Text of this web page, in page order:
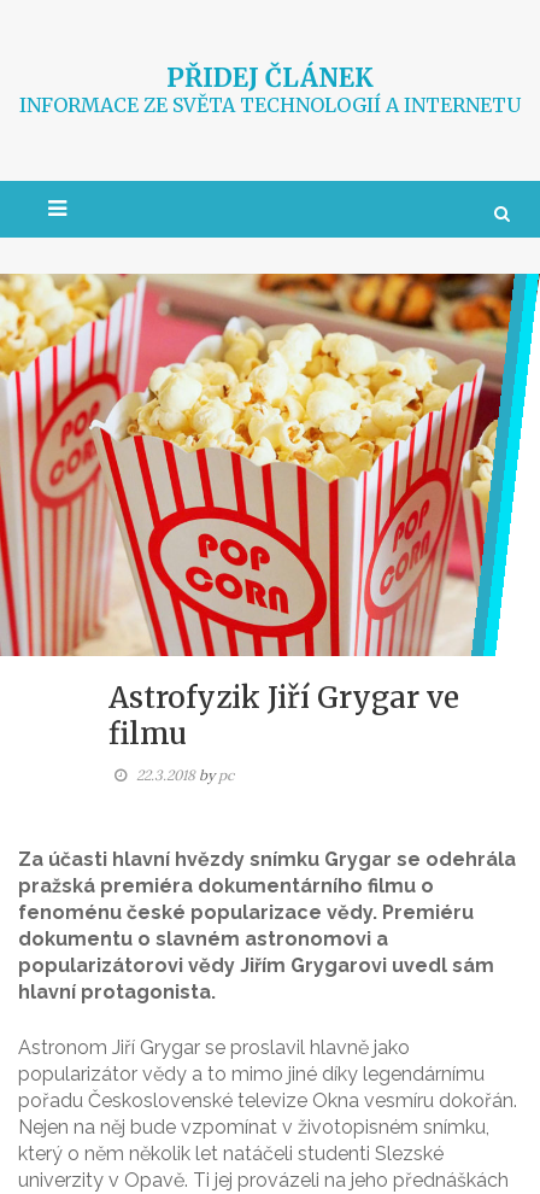
PŘIDEJ ČLÁNEK
INFORMACE ZE SVĚTA TECHNOLOGIÍ A INTERNETU
Astrofyzik Jiří Grygar ve
filmu
22.3.2018bypc
Za účasti hlavní hvězdy snímku Grygar se odehrála
pražská premiéra dokumentárního filmu o
fenoménu české popularizace vědy. Premiéru
dokumentu o slavném astronomovi a
popularizátorovi vědy Jiřím Grygarovi uvedl sám
hlavní protagonista.
Astronom Jiří Grygar se proslavil hlavně jako
popularizátor vědy a to mimo jiné díky legendárnímu
pořadu Československé televize Okna vesmíru dokořán.
Nejen na něj bude vzpomínat v životopisném snímku,
který o něm několik let natáčeli studenti Slezské
univerzity v Opavě. Ti jej provázeli na jeho přednáškách